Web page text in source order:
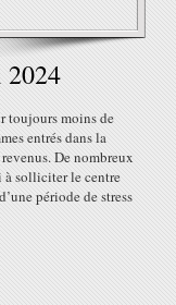
toujours moins de
entrés dans la
De nombreux
à solliciter le centre
période de stress